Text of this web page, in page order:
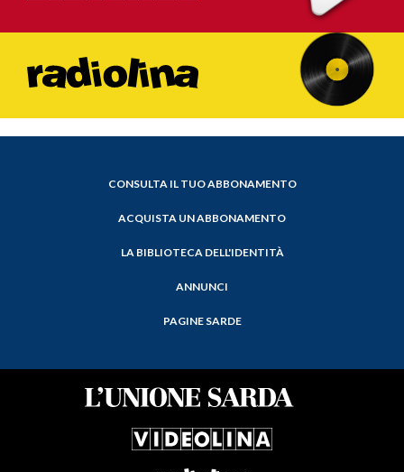
CONSULTA IL TUO ABBONAMENTO
ACQUISTA UN ABBONAMENTO
LA BIBLIOTECA DELL'IDENTITÀ
ANNUNCI
PAGINE SARDE